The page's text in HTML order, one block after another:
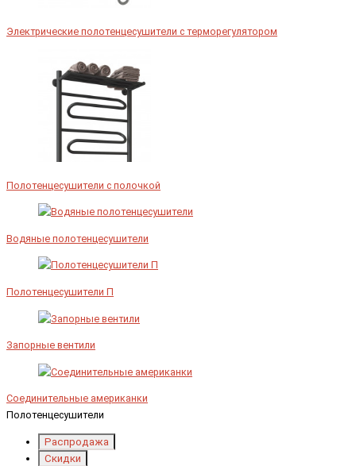
Электрические полотенцесушители с терморегулятором
Полотенцесушители с полочкой
Водяные полотенцесушители
Полотенцесушители П
Запорные вентили
Соединительные американки
Полотенцесушители
Распродажа
Скидки